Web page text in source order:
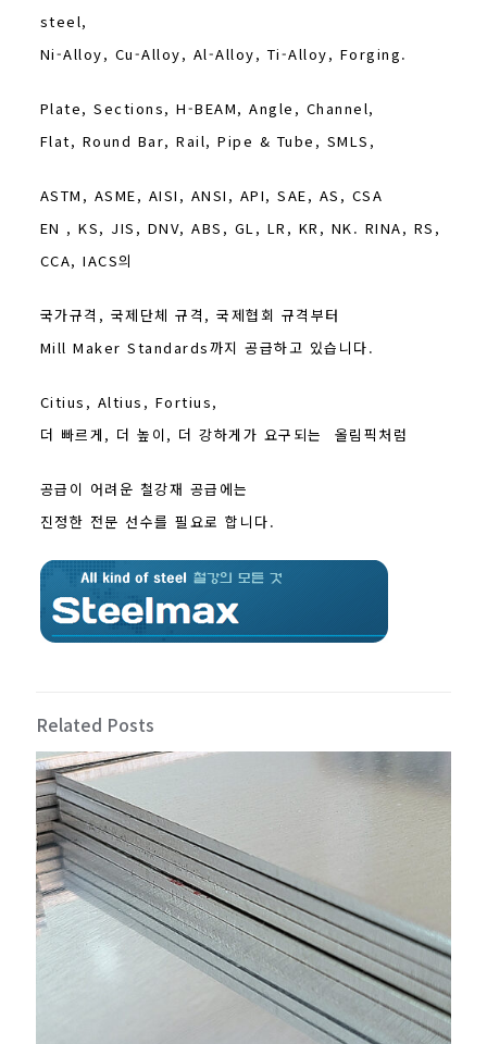
steel,
Ni-Alloy, Cu-Alloy, Al-Alloy, Ti-Alloy, Forging.
Plate, Sections, H-BEAM, Angle, Channel,
Flat, Round Bar, Rail, Pipe & Tube, SMLS,
ASTM, ASME, AISI, ANSI, API, SAE, AS, CSA
EN , KS, JIS, DNV, ABS, GL, LR, KR, NK. RINA, RS,
CCA, IACS의
국가규격, 국제단체 규격, 국제협회 규격부터
Mill Maker Standards까지 공급하고 있습니다.
Citius, Altius, Fortius,
더 빠르게, 더 높이, 더 강하게가 요구되는 올림픽처럼
공급이 어려운 철강재 공급에는
진정한 전문 선수를 필요로 합니다.
Related Posts